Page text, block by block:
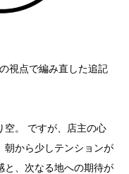
視点で編み直した追記
空。 ですが、店主の心
朝から少しテンションが
と、次なる地への期待が